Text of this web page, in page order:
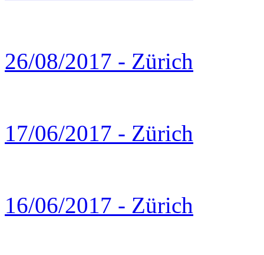
26/08/2017 - Zürich
17/06/2017 - Zürich
16/06/2017 - Zürich